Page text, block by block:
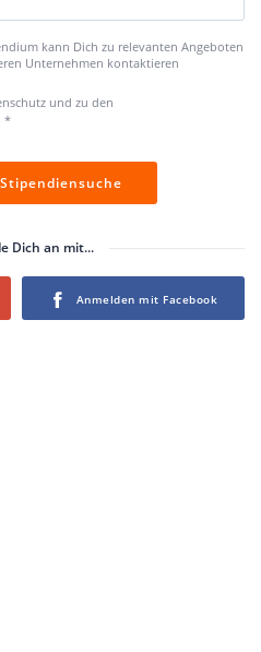
kann Dich zu relevanten Angeboten
Unternehmen kontaktieren
und zu den
*
Dich an mit...
Login with Facebook